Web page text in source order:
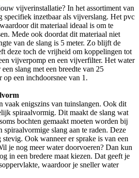
vijverinstallatie? In het assortiment van
specifiek inzetbaar als vijverslang. Het pvc
dit materiaal ideaal is om te
Mede ook doordat dit materiaal niet
van de slang is 5 meter. Zo blijft de
deze toch de vrijheid om koppelingen tot
vijverpomp en een vijverfilter. Het water
slang met een breedte van 25
een inchdoorsnee van 1.
vaak enigszins van tuinslangen. Ook dit
spiraalvormig. Dit maakt de slang wat
bochten gemaakt moeten worden bij
spiraalvormige slang aan te raden. Deze
Ook wanneer er sprake is van een
je nog meer water doorvoeren? Dan kun
in een bredere maat kiezen. Dat geeft je
waardoor je sneller water